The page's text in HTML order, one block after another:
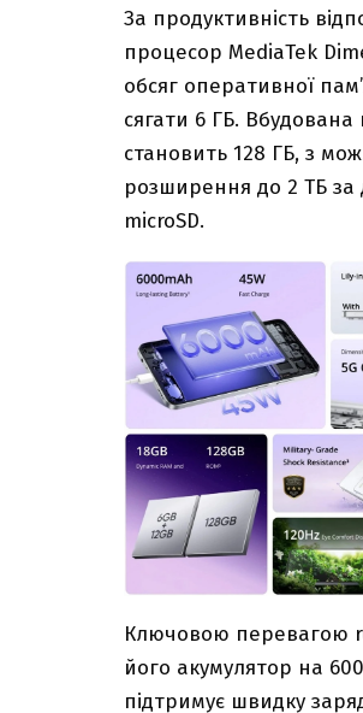
За продуктивність
процесор MediaTek
обсяг оперативної
сягати 6 ГБ. Вбудована
становить 128 ГБ, з
розширення до 2 ТБ
microSD.
Ключовою перевагою
його акумулятор на
підтримує швидку